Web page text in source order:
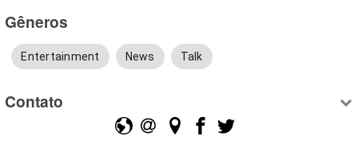
Gêneros
Entertainment News Talk
Contato